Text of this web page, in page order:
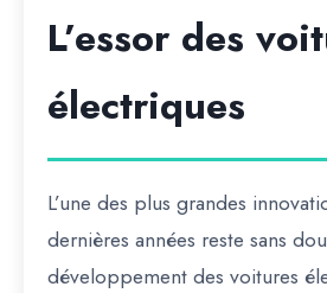
L’essor des
électriques
L’une des plus grandes
dernières années reste sans
développement des voitures